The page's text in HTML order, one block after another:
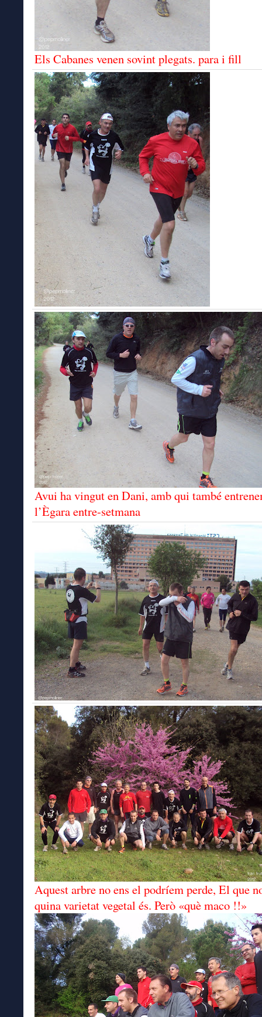
Els Cabanes venen sovint plegats. para i fill
Avui ha vingut en Dani, amb qui també
l’Ègara entre-setmana
Aquest arbre no ens el podríem perde, El que
quina varietat vegetal és. Però «què maco !!»